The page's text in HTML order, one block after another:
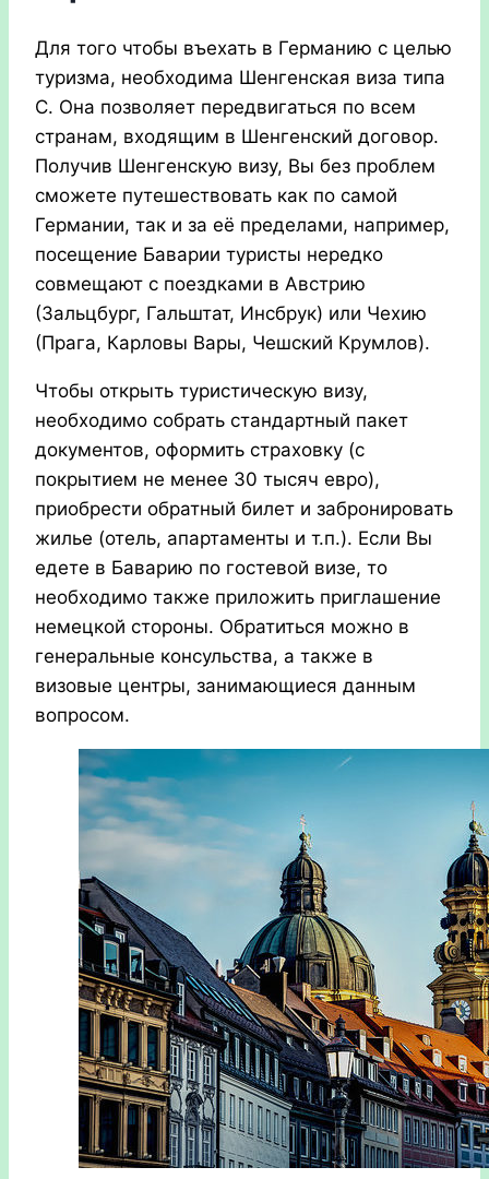
Для того чтобы въехать в Германию с целью
туризма, необходима Шенгенская виза типа
С. Она позволяет передвигаться по всем
странам, входящим в Шенгенский договор.
Получив Шенгенскую визу, Вы без проблем
сможете путешествовать как по самой
Германии, так и за её пределами, например,
посещение Баварии туристы нередко
совмещают с поездками в Австрию
(Зальцбург, Гальштат, Инсбрук) или Чехию
(Прага, Карловы Вары, Чешский Крумлов).
Чтобы открыть туристическую визу,
необходимо собрать стандартный пакет
документов, оформить страховку (с
покрытием не менее 30 тысяч евро),
приобрести обратный билет и забронировать
жилье (отель, апартаменты и т.п.). Если Вы
едете в Баварию по гостевой визе, то
необходимо также приложить приглашение
немецкой стороны. Обратиться можно в
генеральные консульства, а также в
визовые центры, занимающиеся данным
вопросом.